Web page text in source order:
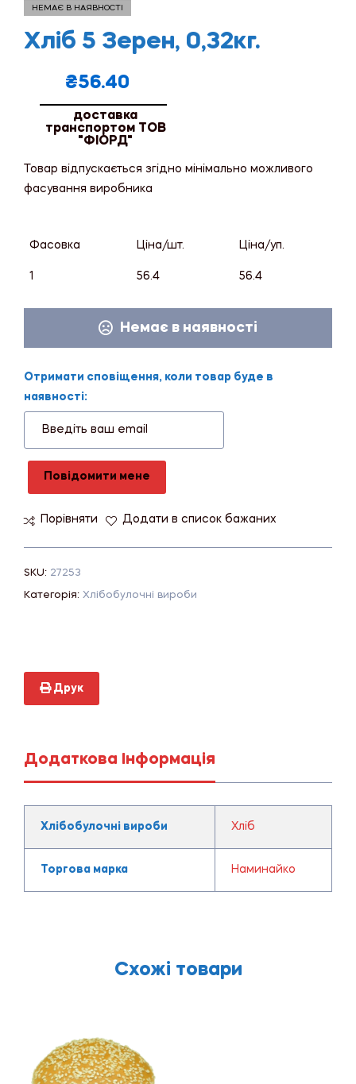
НЕМАЄ В НАЯВНОСТІ
Хліб 5 Зерен, 0,32кг.
₴56.40
доставка
транспортом ТОВ
"ФІОРД"
Товар відпускається згідно мінімально можливого
фасування виробника
Фасовка Ціна/шт. Ціна/уп.
1 56.4 56.4
Немає в наявності
Отримати сповіщення, коли товар буде в
наявності:
Повідомити мене
Порівняти Додати в список бажаних
SKU: 27253
Категорія: Хлібобулочні вироби
Друк
Додаткова Інформація
Хлібобулочні вироби Хліб
Торгова марка Наминайко
Схожі товари